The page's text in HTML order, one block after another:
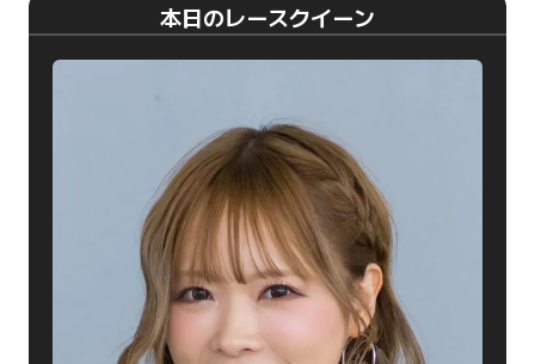
本日のレースクイーン